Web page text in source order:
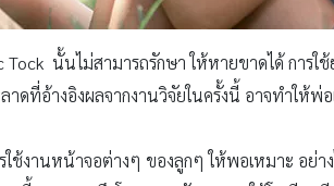
นั้นไม่สามารถรักษา ให้หายขาดได้ การใ
ที่อ้างอิงผลจากงานวิจัยในครั้งนี้ อาจทำให้พ่
ใช้งานหน้าจอต่างๆ ของลูกๆ ให้พอเหมาะ อ